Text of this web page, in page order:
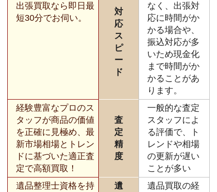
出張買取なら即日最
短30分でお伺い。
対
応
ス
ピ
ー
ド
なく、出張対
応に時間がか
かる場合や、
振込対応が多
いため現金化
まで時間がか
かることがあ
ります。
経験豊富なプロのス
タッフが商品の価値
を正確に見極め、最
新市場相場とトレン
ドに基づいた適正査
定で高額買取！
査
定
精
度
一般的な査定
スタッフによ
る評価で、ト
レンドや相場
の更新が遅い
ことが多い
遺品整理士資格を持
遺
遺品買取の経